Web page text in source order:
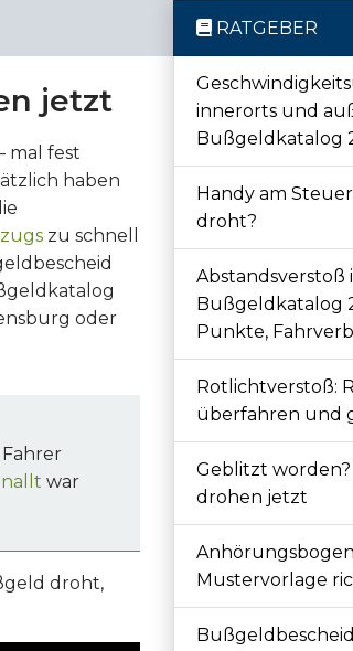
jetzt
mal fest
haben
zu schnell
oder
war
droht,
RATGEBER
innerorts und
Bußgeldkatalog
Handy am
droht?
Abstandsverstoß
Bußgeldkatalog
Punkte,
Rotlichtverstoß:
überfahren und
Geblitzt
drohen jetzt
Mustervorlage